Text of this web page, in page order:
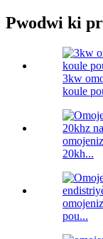
Pwodwi ki
3kw
koule
20kh...
pou...